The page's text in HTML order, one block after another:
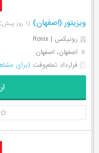
ویزیتور (اصفهان) (۱ روز پیش)
رونیکس | Ronix
اصفهان، اصفهان
قرارداد تمام‌وقت (برای